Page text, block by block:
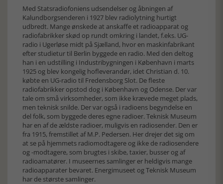
Med Statsradiofoniens udsendelser og åbningen af
Kalundborgsenderen i 1927 blev radiolytning hurtigt
udbredt. Mange ønskede at anskaffe et radioapparat og
radiofabrikker skød op rundt omkring i landet, f.eks. UG-
radio i Ugerløse midt på Sjælland, hvor en maskinfabrikant
efter studietur til Berlin byggede en radio. Med den deltog
han i en udstilling i Industribygningen i København i marts
1925 og blev kongelig hofleverandør, idet Christian d. 10.
købte en UG-radio til Fredensborg Slot. De fleste
radiofabrikker opstod dog i København og Odense. Der var
tale om små virksomheder, som ikke krævede meget plads,
men teknisk snilde. Der var også i radioens begyndelse en
del folk, som byggede deres egne radioer. Teknisk Museum
har en af de ældste radioer, muligvis en radiosender. Den er
fra 1915, fremstillet af M.P. Pedersen. Her drejer det sig om
at se på hjemmets radiomodtagere og ikke de radiosendere
og -modtagere, som brugtes i skibe, taxier, busser og af
radioamatører. I museernes samlinger er heldigvis mange
radioapparater bevaret. Energimuseet og Teknisk Museum
har de største samlinger.